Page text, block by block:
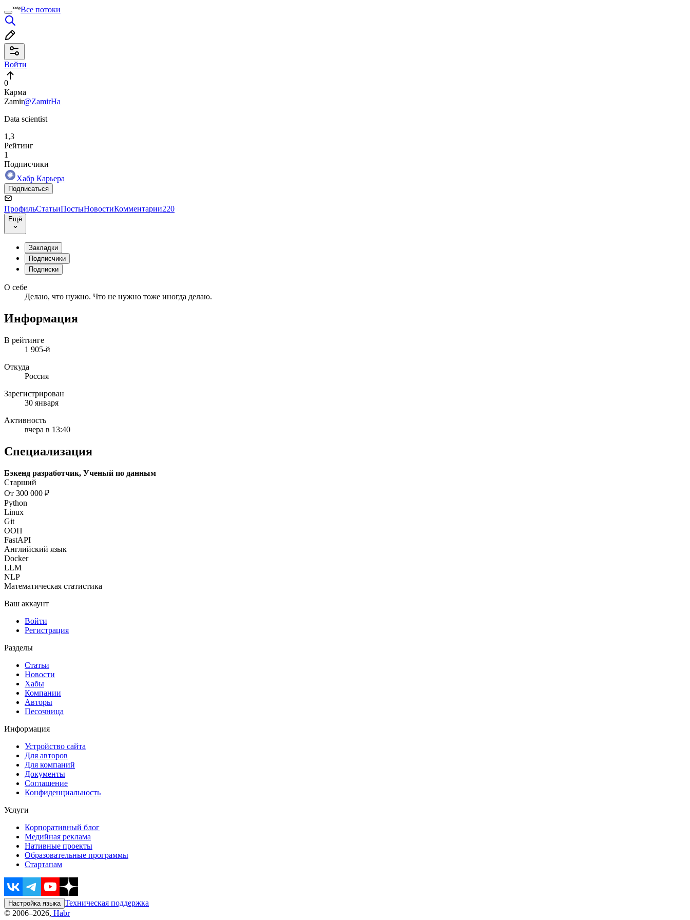
Все потоки
Войти
0
Карма
Zamir@ZamirHa
Data scientist
1,3
Рейтинг
1
Подписчики
Хабр Карьера
Подписаться
ПрофильСтатьиПостыНовостиКомментарии220
Ещё
Закладки
Подписчики
Подписки
О себе
Делаю, что нужно. Что не нужно тоже иногда делаю.
Информация
В рейтинге
1 905-й
Откуда
Россия
Зарегистрирован
30 января
Активность
вчера в 13:40
Специализация
Бэкенд разработчик, Ученый по данным
Старший
От 300 000 ₽
Python
Linux
Git
ООП
FastAPI
Английский язык
Docker
LLM
NLP
Математическая статистика
Ваш аккаунт
Войти
Регистрация
Разделы
Статьи
Новости
Хабы
Компании
Авторы
Песочница
Информация
Устройство сайта
Для авторов
Для компаний
Документы
Соглашение
Конфиденциальность
Услуги
Корпоративный блог
Медийная реклама
Нативные проекты
Образовательные программы
Стартапам
Настройка языка Техническая поддержка
© 2006–2026, Habr